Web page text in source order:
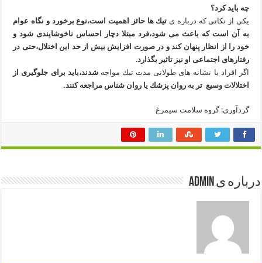
چه باید كرد؟
یكی از نكاتی كه درباره ی تیك ‌ها حائز اهمیت است،نوع برخورد و نگاه عوام
به آن است كه باعث می ‌شود،فرد مبتلا دچار احساس ناخوشایندی شود و
خود را از انظار پنهان كند و در صورت افزایش بیش از حد این اختلال،حتی در
رفتارهای اجتماعی او نیز تاثیر بگذارد.
اگر افراد با نشانه‌ های طولانی‌ مدت تیك مواجهشدند،باید برای جلوگیری از
اختلالات وسیع تر به روان ‌پزشك یا روان ‌شناس مراجعه كنند.
گردآوری: گروه سلامت سیمرغ
درباره ی admin